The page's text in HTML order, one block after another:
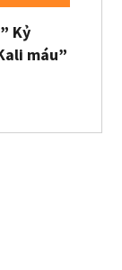
Kỷ
máu”